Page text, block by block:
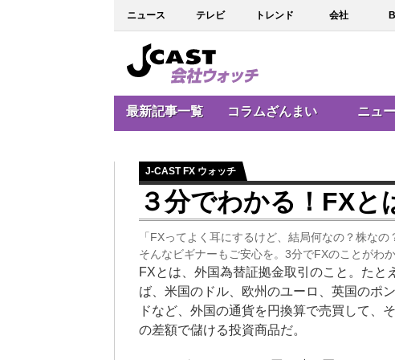
ニュース テレビ トレンド 会社
最新記事一覧 コラムざんまい ニュ
J-CAST FX ウォッチ
３分でわかる！FXと
「FXってよく耳にするけど、結局何なの？株なの
そんなビギナーもご安心を。3分でFXのことがわ
FXとは、外国為替証拠金取引のこと。たとえ
ば、米国のドル、欧州のユーロ、英国のポン
ドなど、外国の通貨を円換算で売買して、そ
の差額で儲ける投資商品だ。